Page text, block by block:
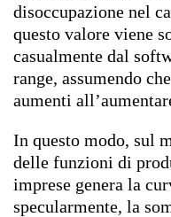
disoccupazione nel
questo valore viene
casualmente dal
range, assumendo
aumenti
In questo modo, sul
delle funzioni di
imprese genera la
specularmente, la